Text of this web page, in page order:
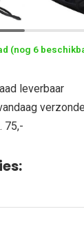
(nog 6
leverbaar
75,-